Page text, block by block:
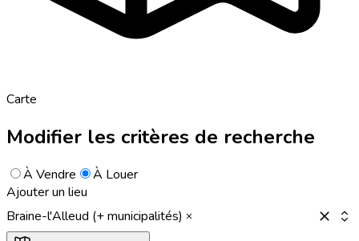
Carte
Modifier les critères de recherche
À Vendre
À Louer
Ajouter un lieu
Braine-l'Alleud (+ municipalités)